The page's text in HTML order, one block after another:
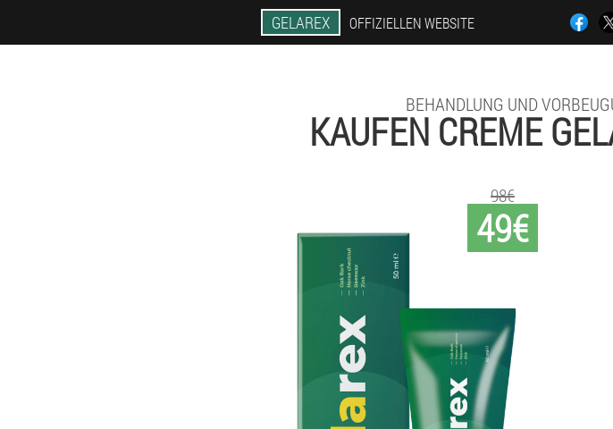
GELAREX OFFIZIELLEN WEBSITE
BEHANDLUNG UND
KAUFEN CREME
49€
98€